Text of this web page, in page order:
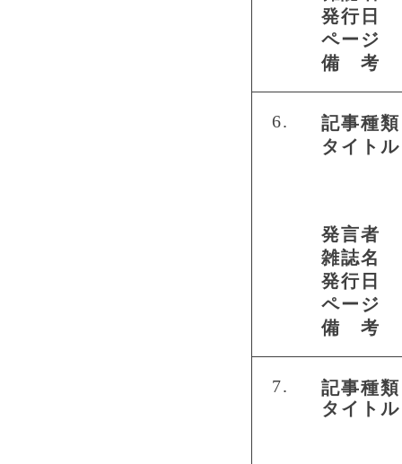
発行日
ページ
備 考
6.
記事種類
タイトル
発言者
雑誌名
発行日
ページ
備 考
7.
記事種類
タイトル